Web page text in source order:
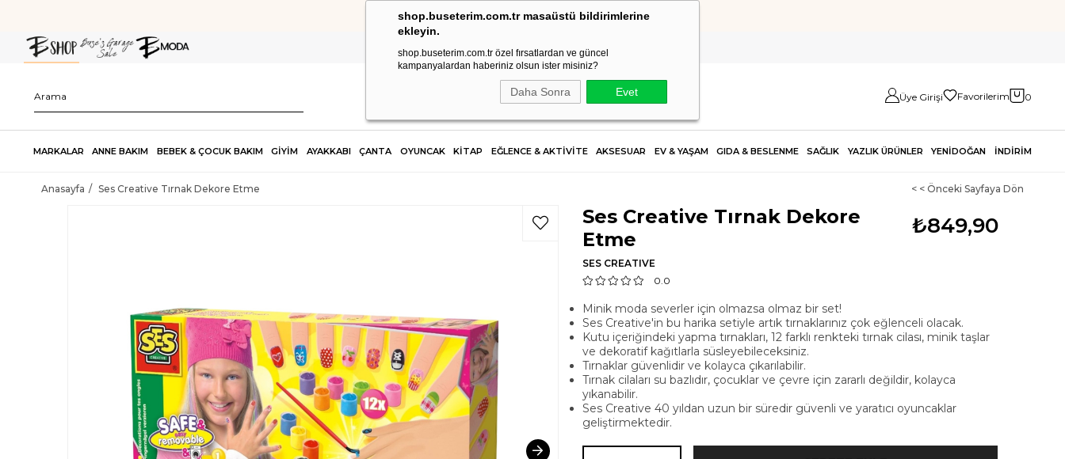
shop.buseterim.com.tr masaüstü bildirimlerine
ekleyin.
shop.buseterim.com.tr özel fırsatlardan ve güncel
kampanyalardan haberiniz olsun ister misiniz?
Daha Sonra Evet
HIZLI KARGO
Üye Girişi Favorilerim 0
MARKALAR ANNE BAKIM BEBEK & ÇOCUK BAKIM GİYİM AYAKKABI ÇANTA OYUNCAK KİTAP EĞLENCE & AKTİVİTE AKSESUAR EV & YAŞAM GIDA & BESLENME SAĞLIK YAZLIK ÜRÜNLER YENİDOĞAN İNDİRİM
Anasayfa Ses Creative Tırnak Dekore Etme < < Önceki Sayfaya Dön
₺849,90
Ses Creative Tırnak Dekore
Etme
SES CREATIVE
0.0
Minik moda severler için olmazsa olmaz bir set!
Ses Creative'in bu harika setiyle artık tırnaklarınız çok eğlenceli olacak.
Kutu içeriğindeki yapma tırnakları, 12 farklı renkteki tırnak cilası, minik taşlar
ve dekoratif kağıtlarla süsleyebileceksiniz.
Tırnaklar güvenlidir ve kolayca çıkarılabilir.
Tırnak cilaları su bazlıdır, çocuklar ve çevre için zararlı değildir, kolayca
yıkanabilir.
Ses Creative 40 yıldan uzun bir süredir güvenli ve yaratıcı oyuncaklar
geliştirmektedir.